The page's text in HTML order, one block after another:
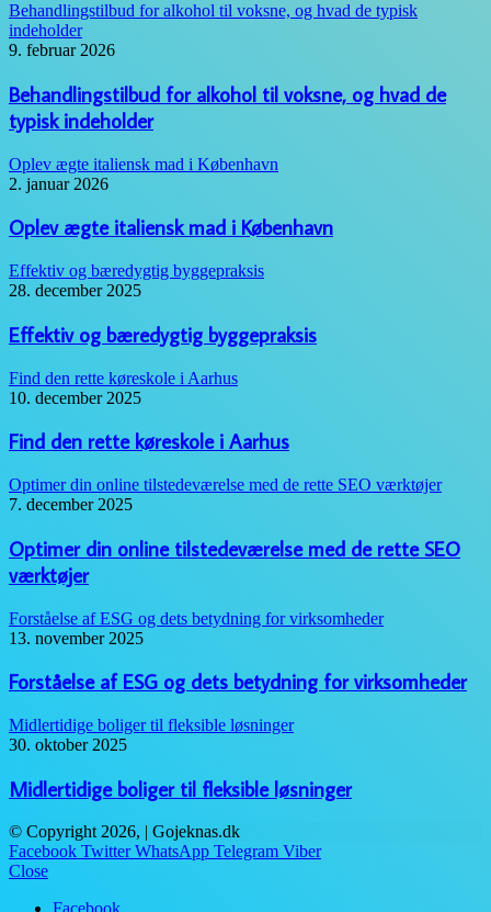
Behandlingstilbud for alkohol til voksne, og hvad de typisk
indeholder
9. februar 2026
Behandlingstilbud for alkohol til voksne, og hvad de
typisk indeholder
Oplev ægte italiensk mad i København
2. januar 2026
Oplev ægte italiensk mad i København
Effektiv og bæredygtig byggepraksis
28. december 2025
Effektiv og bæredygtig byggepraksis
Find den rette køreskole i Aarhus
10. december 2025
Find den rette køreskole i Aarhus
Optimer din online tilstedeværelse med de rette SEO værktøjer
7. december 2025
Optimer din online tilstedeværelse med de rette SEO
værktøjer
Forståelse af ESG og dets betydning for virksomheder
13. november 2025
Forståelse af ESG og dets betydning for virksomheder
Midlertidige boliger til fleksible løsninger
30. oktober 2025
Midlertidige boliger til fleksible løsninger
© Copyright 2026, | Gojeknas.dk
Facebook Twitter WhatsApp Telegram Viber
Close